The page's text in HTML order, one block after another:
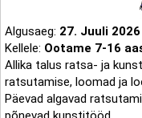
Algusaeg: 27. Juuli 2026
Kellele: Ootame 7-16
Allika talus ratsa- ja
ratsutamise, loomad ja
Päevad algavad